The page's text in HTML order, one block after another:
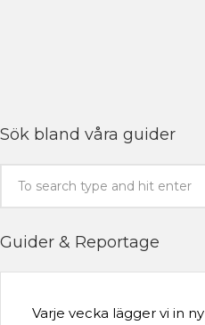
Sök bland våra guider
Guider & Reportage
Varje vecka lägger vi in ny